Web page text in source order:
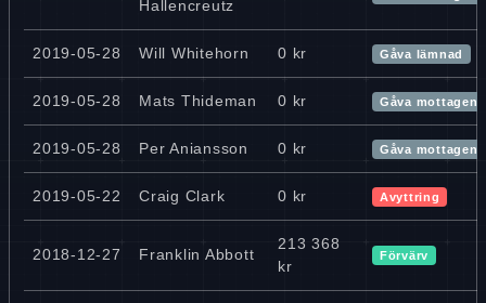
Hallencreutz
2019-05-28 Will Whitehorn 0 kr Gåva lämnad
2019-05-28 Mats Thideman 0 kr Gåva mottagen
2019-05-28 Per Aniansson 0 kr Gåva mottagen
2019-05-22 Craig Clark 0 kr Avyttring
2018-12-27 Franklin Abbott
213 368
kr
Förvärv